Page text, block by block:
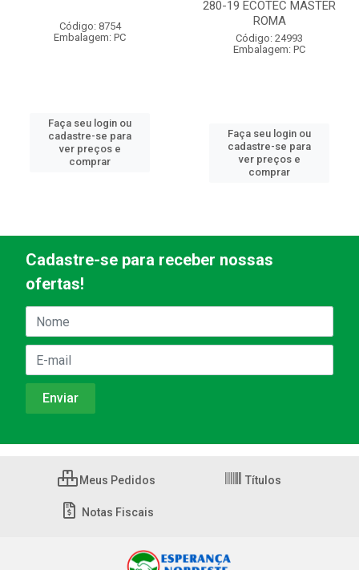
Código: 8754
Embalagem: PC
Faça seu login ou
cadastre-se para
ver preços e
comprar
280-19 ECOTEC MASTER
ROMA
Código: 24993
Embalagem: PC
Faça seu login ou
cadastre-se para
ver preços e
comprar
Cadastre-se para receber nossas
ofertas!
Meus Pedidos Títulos
Notas Fiscais